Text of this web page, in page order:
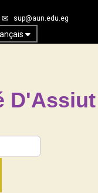
sup@aun.edu.eg
D'Assiut